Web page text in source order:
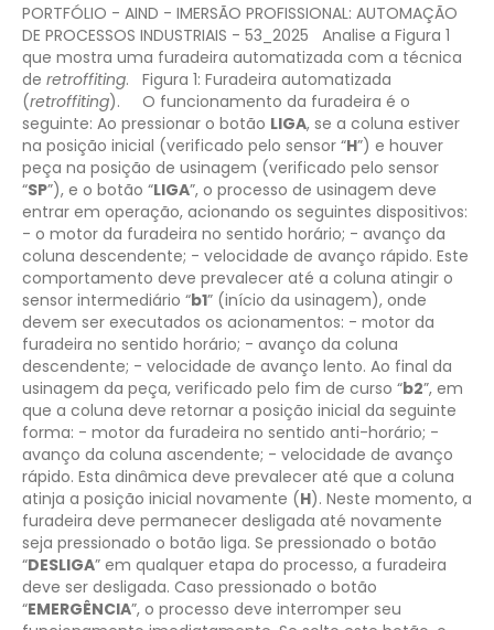
PORTFÓLIO - AIND - IMERSÃO PROFISSIONAL: AUTOMAÇÃO
DE PROCESSOS INDUSTRIAIS - 53_2025
Analise a Figura 1
que mostra uma furadeira automatizada com a técnica
de retroffiting.
Figura 1: Furadeira automatizada
(retroffiting).
O funcionamento da furadeira é o
seguinte: Ao pressionar o botão LIGA, se a coluna estiver
na posição inicial (verificado pelo sensor “H”) e houver
peça na posição de usinagem (verificado pelo sensor
“SP”), e o botão “LIGA”, o processo de usinagem deve
entrar em operação, acionando os seguintes dispositivos:
- o motor da furadeira no sentido horário; - avanço da
coluna descendente; - velocidade de avanço rápido. Este
comportamento deve prevalecer até a coluna atingir o
sensor intermediário “b1” (início da usinagem), onde
devem ser executados os acionamentos: - motor da
furadeira no sentido horário; - avanço da coluna
descendente; - velocidade de avanço lento. Ao final da
usinagem da peça, verificado pelo fim de curso “b2”, em
que a coluna deve retornar a posição inicial da seguinte
forma: - motor da furadeira no sentido anti-horário; -
avanço da coluna ascendente; - velocidade de avanço
rápido. Esta dinâmica deve prevalecer até que a coluna
atinja a posição inicial novamente (H). Neste momento, a
furadeira deve permanecer desligada até novamente
seja pressionado o botão liga. Se pressionado o botão
“DESLIGA” em qualquer etapa do processo, a furadeira
deve ser desligada. Caso pressionado o botão
“EMERGÊNCIA”, o processo deve interromper seu